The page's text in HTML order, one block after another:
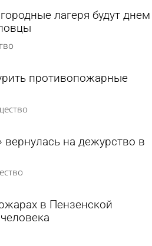
лагеря будут днем
противопожарные
вернулась на дежурство в
в Пензенской